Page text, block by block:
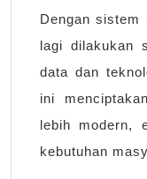
Dengan sistem
lagi dilakukan
data dan
ini
lebih modern,
kebutuhan